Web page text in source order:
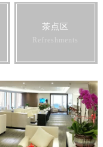
茶点区
Refreshments